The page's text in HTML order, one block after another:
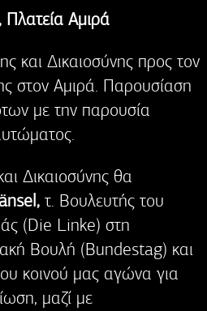
Αμιρά
και Δικαιοσύνης προς τον
στον Αμιρά. Παρουσίαση
με την παρουσία
Δικαιοσύνης θα
τ. Βουλευτής του
(Die Linke) στη
Βουλή (Bundestag) και
κοινού μας αγώνα για
μαζί με